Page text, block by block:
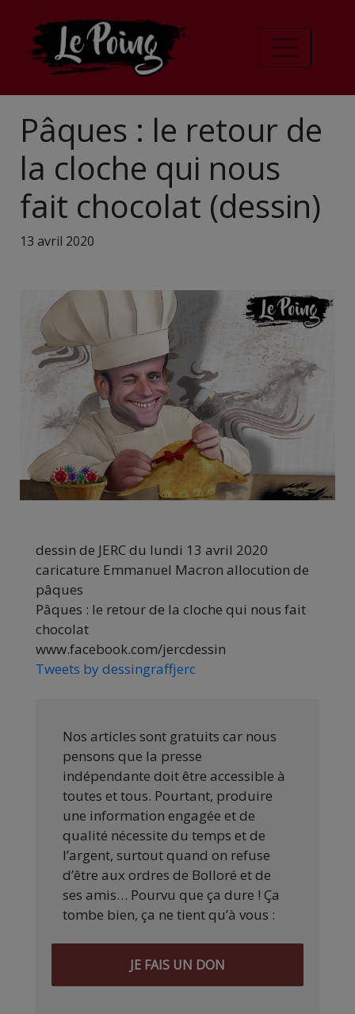
Pâques : le retour de
la cloche qui nous
fait chocolat (dessin)
13 avril 2020
dessin de JERC du lundi 13 avril 2020
caricature Emmanuel Macron allocution de
pâques
Pâques : le retour de la cloche qui nous fait
chocolat
www.facebook.com/jercdessin
Tweets by dessingraffjerc
Nos articles sont gratuits car nous
pensons que la presse
indépendante doit être accessible à
toutes et tous. Pourtant, produire
une information engagée et de
qualité nécessite du temps et de
l’argent, surtout quand on refuse
d’être aux ordres de Bolloré et de
ses amis… Pourvu que ça dure ! Ça
tombe bien, ça ne tient qu’à vous :
JE FAIS UN DON